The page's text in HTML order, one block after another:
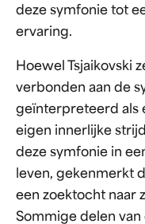
deze symfonie tot
ervaring.
Hoewel Tsjaikovski
verbonden aan de
geïnterpreteerd als
eigen innerlijke
deze symfonie in
leven, gekenmerkt
een zoektocht naar
Sommige delen